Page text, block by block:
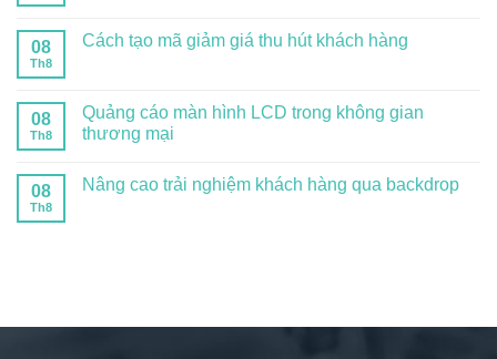
08
Th8
Cách tạo mã giảm giá thu hút khách hàng
08
Th8
Quảng cáo màn hình LCD trong không gian
thương mại
08
Th8
Nâng cao trải nghiệm khách hàng qua backdrop